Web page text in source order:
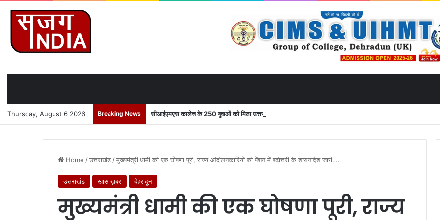
Thursday, August 6 2026 Breaking News सीआईएमएस कालेज के 250 युवाओं को मिला उत्तराखंड से लाइव जुड़ने का मौका
Home /उत्तराखंड /मुख्यमंत्री धामी की एक घोषणा पूरी, राज्य आंदोलनकारियों की पेंशन में बढ़ोत्तरी के शासनादेश जारी….
उत्तराखंड खास ख़बर देहरादून
मुख्यमंत्री धामी की एक घोषणा पूरी, राज्य